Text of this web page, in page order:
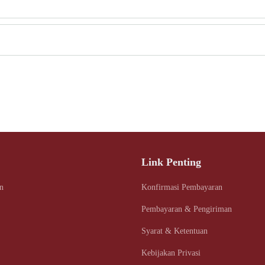
Link Penting
Konfirmasi Pembayaran
Pembayaran & Pengiriman
Syarat & Ketentuan
Kebijakan Privasi